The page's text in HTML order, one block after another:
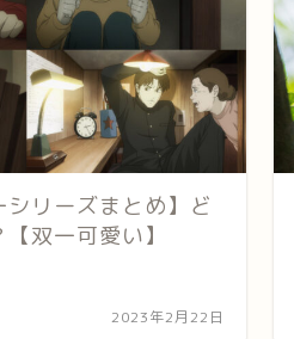
シリーズまとめ】ど
双一可愛い】
2023年2月22日